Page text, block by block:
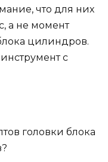
что для них
а не момент
цилиндров.
с